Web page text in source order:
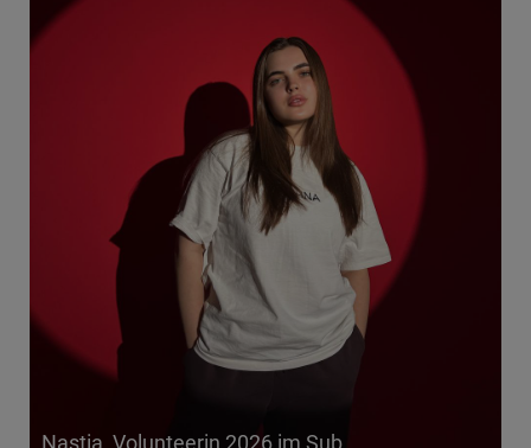
Nastia, Volunteerin 2026 im Sub